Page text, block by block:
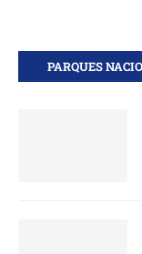
PARQUES